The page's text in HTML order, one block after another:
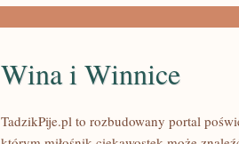
Wina i Winnice
TadzikPije.pl to rozbudowany portal